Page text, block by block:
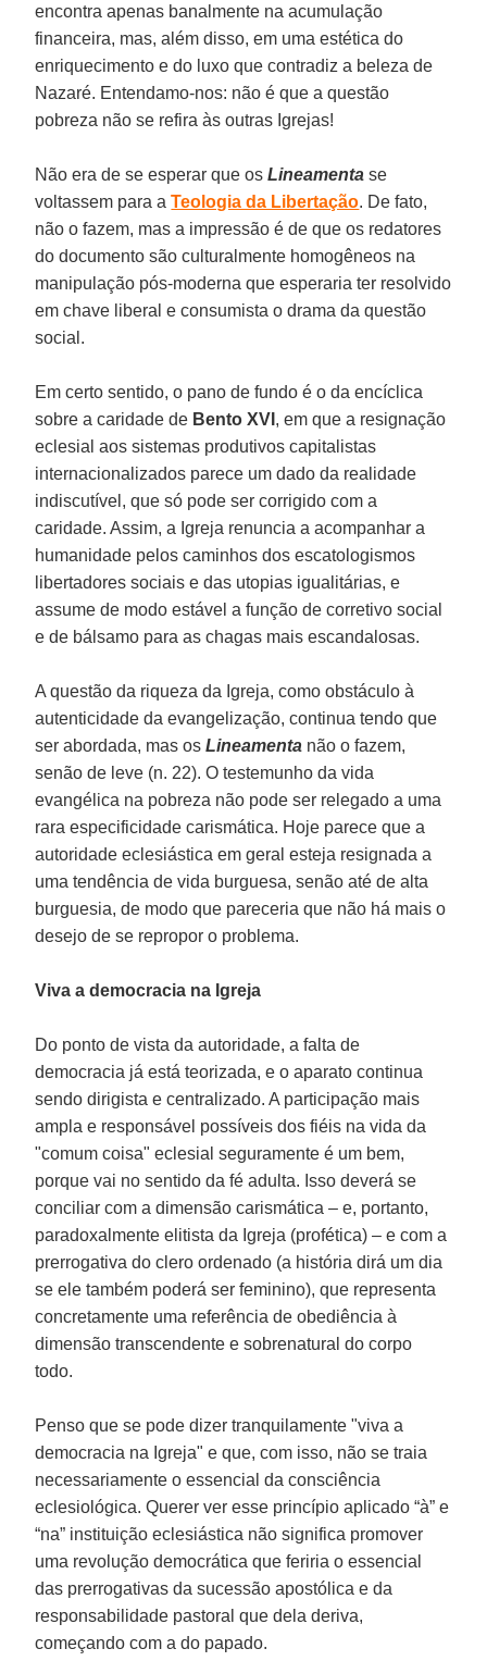
encontra apenas banalmente na acumulação
financeira, mas, além disso, em uma estética do
enriquecimento e do luxo que contradiz a beleza de
Nazaré. Entendamo-nos: não é que a questão
pobreza não se refira às outras Igrejas!
Não era de se esperar que osLineamenta se
voltassem para aTeologia da Libertação. De fato,
não o fazem, mas a impressão é de que os redatores
do documento são culturalmente homogêneos na
manipulação pós-moderna que esperaria ter resolvido
em chave liberal e consumista o drama da questão
social.
Em certo sentido, o pano de fundo é o da encíclica
sobre a caridade de Bento XVI , em que a resignação
eclesial aos sistemas produtivos capitalistas
internacionalizados parece um dado da realidade
indiscutível, que só pode ser corrigido com a
caridade. Assim, a Igreja renuncia a acompanhar a
humanidade pelos caminhos dos escatologismos
libertadores sociais e das utopias igualitárias, e
assume de modo estável a função de corretivo social
e de bálsamo para as chagas mais escandalosas.
A questão da riqueza da Igreja, como obstáculo à
autenticidade da evangelização, continua tendo que
ser abordada, mas osLineamenta não o fazem,
senão de leve (n. 22). O testemunho da vida
evangélica na pobreza não pode ser relegado a uma
rara especificidade carismática. Hoje parece que a
autoridade eclesiástica em geral esteja resignada a
uma tendência de vida burguesa, senão até de alta
burguesia, de modo que pareceria que não há mais o
desejo de se repropor o problema.
Viva a democracia na Igreja
Do ponto de vista da autoridade, a falta de
democracia já está teorizada, e o aparato continua
sendo dirigista e centralizado. A participação mais
ampla e responsável possíveis dos fiéis na vida da
"comum coisa" eclesial seguramente é um bem,
porque vai no sentido da fé adulta. Isso deverá se
conciliar com a dimensão carismática – e, portanto,
paradoxalmente elitista da Igreja (profética) – e com a
prerrogativa do clero ordenado (a história dirá um dia
se ele também poderá ser feminino), que representa
concretamente uma referência de obediência à
dimensão transcendente e sobrenatural do corpo
todo.
Penso que se pode dizer tranquilamente "viva a
democracia na Igreja" e que, com isso, não se traia
necessariamente o essencial da consciência
eclesiológica. Querer ver esse princípio aplicado “à” e
“na” instituição eclesiástica não significa promover
uma revolução democrática que feriria o essencial
das prerrogativas da sucessão apostólica e da
responsabilidade pastoral que dela deriva,
começando com a do papado.